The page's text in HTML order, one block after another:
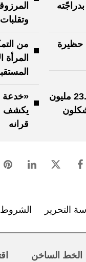
حظيرة
من
المرأة
المركز الإحصائي الخليجي: 23.5 مليون
يكشف
قرانه
التحرير الشروط
الخط الساخن